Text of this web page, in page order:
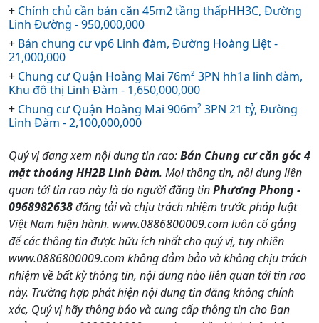
+ Chính chủ cần bán căn 45m2 tầng thấpHH3C, Đường
Linh Đường - 950,000,000
+ Bán chung cư vp6 Linh đàm, Đường Hoàng Liệt -
21,000,000
+ Chung cư Quận Hoàng Mai 76m² 3PN hh1a linh đàm,
Khu đô thị Linh Đàm - 1,650,000,000
+ Chung cư Quận Hoàng Mai 906m² 3PN 21 tỷ, Đường
Linh Đàm - 2,100,000,000
Quý vị đang xem nội dung tin rao:Bán Chung cư căn góc 4
mặt thoáng HH2B Linh Đàm. Mọi thông tin, nội dung liên
quan tới tin rao này là do người đăng tinPhương Phong -
0968982638đăng tải và chịu trách nhiệm trước pháp luật
Việt Nam hiện hành. www.0886800009.com luôn cố gắng
để các thông tin được hữu ích nhất cho quý vị, tuy nhiên
www.0886800009.com không đảm bảo và không chịu trách
nhiệm về bất kỳ thông tin, nội dung nào liên quan tới tin rao
này. Trường hợp phát hiện nội dung tin đăng không chính
xác, Quý vị hãy thông báo và cung cấp thông tin cho Ban